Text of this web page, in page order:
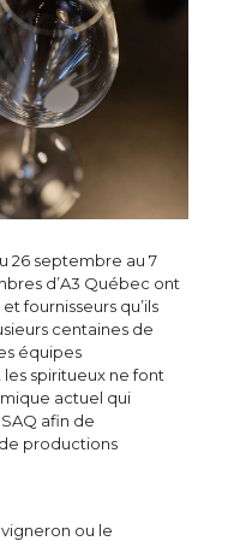
26 septembre au 7
d’A3 Québec ont
fournisseurs qu’ils
centaines de
équipes
les spiritueux ne font
actuel qui
afin de
productions
ou le